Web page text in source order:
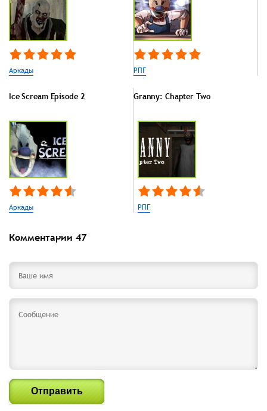
Аркады РПГ
Ice Scream Episode 2
Аркады
Granny: Chapter Two
РПГ
Комментарии 47
Отправить